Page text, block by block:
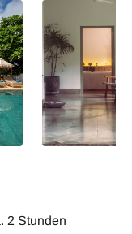
2 Stunden